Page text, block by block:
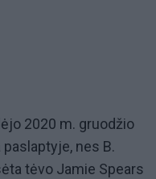
2020 m. gruodžio
nes B.
tėvo Jamie Spears